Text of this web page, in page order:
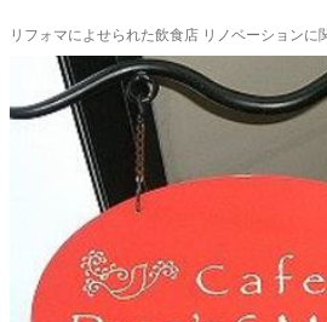
リフォマによせられた飲食店 リノベーションに